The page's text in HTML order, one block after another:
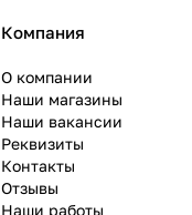
Компания
О компании
Наши магазины
Наши вакансии
Реквизиты
Контакты
Отзывы
Наши работы